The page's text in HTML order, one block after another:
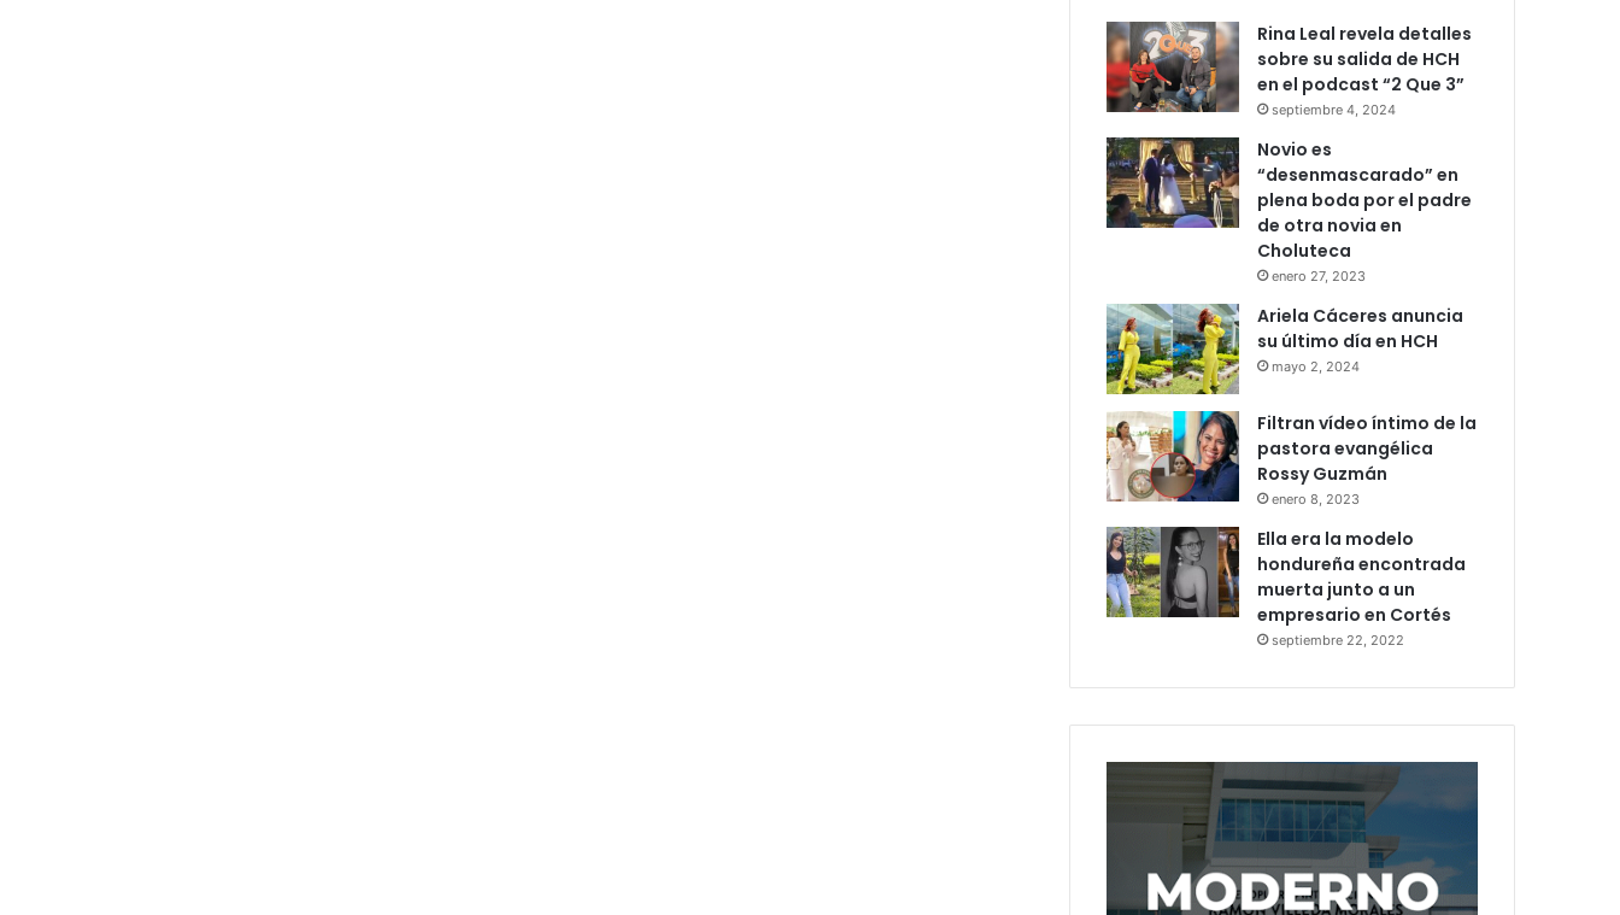
Rina Leal revela detalles
sobre su salida de HCH
en el podcast “2 Que 3”
septiembre 4, 2024
Novio es
“desenmascarado” en
plena boda por el padre
de otra novia en
Choluteca
enero 27, 2023
Ariela Cáceres anuncia
su último día en HCH
mayo 2, 2024
Filtran vídeo íntimo de la
pastora evangélica
Rossy Guzmán
enero 8, 2023
Ella era la modelo
hondureña encontrada
muerta junto a un
empresario en Cortés
septiembre 22, 2022